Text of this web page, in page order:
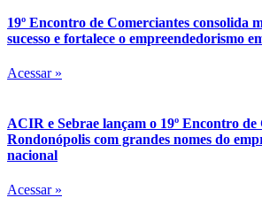
19º Encontro de Comerciantes consolida
sucesso e fortalece o empreendedorismo
Acessar »
ACIR e Sebrae lançam o 19º Encontro de
Rondonópolis com grandes nomes do
nacional
Acessar »